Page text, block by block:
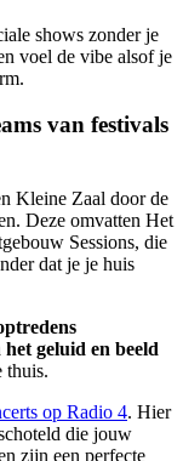
shows zonder je
voel de vibe alsof je
van festivals
Kleine Zaal door de
Deze omvatten Het
Sessions, die
dat je je huis
geluid en beeld
thuis.
op Radio 4. Hier
die jouw
zijn een perfecte